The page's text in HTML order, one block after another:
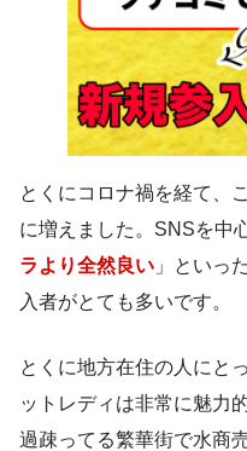
とくにコロナ禍を経て、
に増えました。SNSを中
ラより全然良い 」といっ
入者がとても多いです。
とくに地方在住の人にと
ットレディは非常に魅力
過疎ってる繁華街で水商